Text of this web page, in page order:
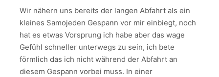
Wir nähern uns bereits der langen Abfahrt als ein
kleines Samojeden Gespann vor mir einbiegt, noch
hat es etwas Vorsprung ich habe aber das wage
Gefühl schneller unterwegs zu sein, ich bete
förmlich das ich nicht während der Abfahrt an
diesem Gespann vorbei muss. In einer